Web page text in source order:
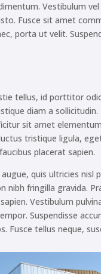
Vestibulum
Fusce sit amet
porta ut velit.
tellus, id porttitor
diam a
sit amet
tristique ligula,
placerat sapien.
quis ultricies nisl
nibh fringilla gravida.
Vestibulum
Suspendisse
Fusce tellus neque,